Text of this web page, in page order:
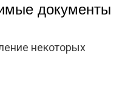
документы
некоторых